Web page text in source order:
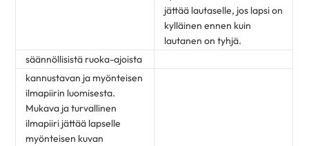
jättää lautaselle, jos lapsi on
kylläinen ennen kuin
lautanen on tyhjä.
säännöllisistä ruoka-ajoista
kannustavan ja myönteisen
ilmapiirin luomisesta.
Mukava ja turvallinen
ilmapiiri jättää lapselle
myönteisen kuvan